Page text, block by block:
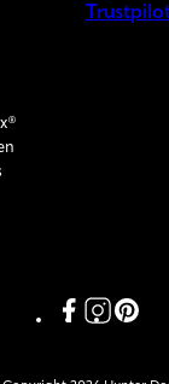
LinkLinkLink